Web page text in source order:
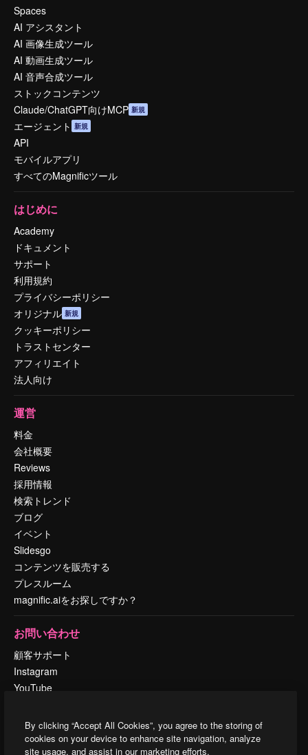
Spaces
AI アシスタント
AI 画像生成ツール
AI 動画生成ツール
AI 音声合成ツール
ストックコンテンツ
Claude/ChatGPT向けMCP 新規
エージェント 新規
API
モバイルアプリ
すべてのMagnificツール
はじめに
Academy
ドキュメント
サポート
利用規約
プライバシーポリシー
オリジナル 新規
クッキーポリシー
トラストセンター
アフィリエイト
法人向け
運営
料金
会社概要
Reviews
採用情報
検索トレンド
ブログ
イベント
Slidesgo
コンテンツを販売する
プレスルーム
magnific.aiをお探しですか？
お問い合わせ
顧客サポート
Instagram
YouTube
TikTok
Discord
By clicking “Accept All Cookies”, you agree to the storing of
cookies on your device to enhance site navigation, analyze
site usage, and assist in our marketing efforts.